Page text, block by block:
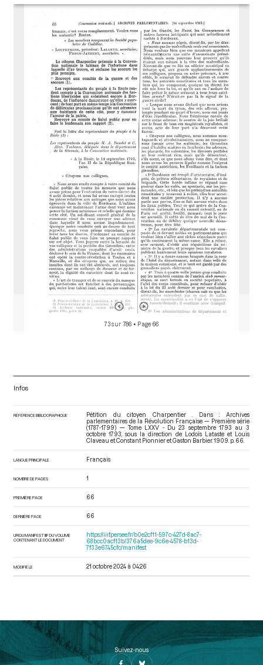
s
73 sur 786 • Page 66
Infos
RÉFÉRENCE BIBLIOGRAPHIQUE
Pétition du citoyen Charpentier . Dans : Archives
parlementaires de la Révolution Française — Première série
(1787-1799) — Tome LXXV - Du 23 septembre 1793 au 3
octobre 1793
, sous la direction de Lodoïs Lataste et Louis
Claveau et Constant Pionnier et Gaston Barbier. 1909. p. 66.
LANGUE PRINCIPALE Français
NOMBRE DE PAGES 1
PREMIÈRE PAGE 66
DERNIÈRE PAGE 66
URI DU MANIFEST IIIF DU VOLUME
CONTENANT LE DOCUMENT
https://iiif.persee.fr/b0e2cf11-597c-427d-8ac7-
68bcc0acf13b/376a5dee-9c6e-4578-b13d-
7f33e6745cfc/manifest
MODIFIÉ LE 21 octobre 2024 à 04:26
Suivez-nous